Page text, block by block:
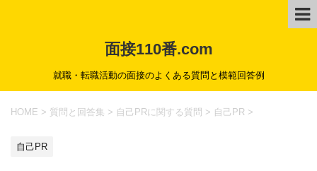
面接110番.com
就職・転職活動の面接のよくある質問と模範回答例
HOME > 質問と回答集 > 自己PRに関する質問 > 自己PR >
自己PR